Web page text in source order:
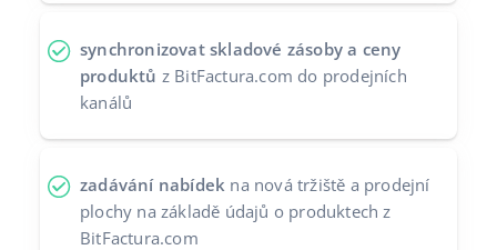
synchronizovat skladové zásoby a ceny
produktů z BitFactura.com do prodejních
kanálů
zadávání nabídek na nová tržiště a prodejní
plochy na základě údajů o produktech z
BitFactura.com